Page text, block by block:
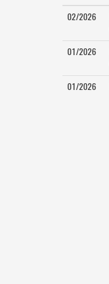
02/2026
01/2026
01/2026